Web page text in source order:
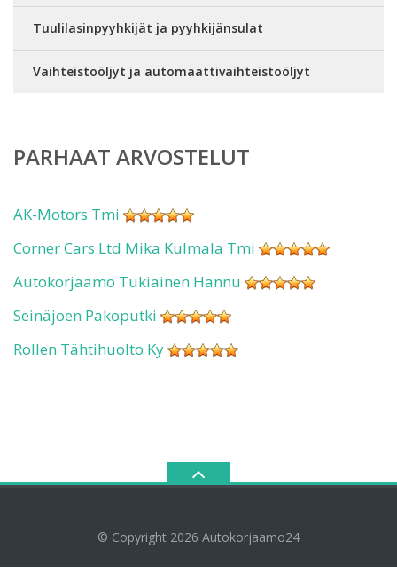
Tuulilasinpyyhkijät ja pyyhkijänsulat
Vaihteistoöljyt ja automaattivaihteistoöljyt
PARHAAT ARVOSTELUT
AK-Motors Tmi
Corner Cars Ltd Mika Kulmala Tmi
Autokorjaamo Tukiainen Hannu
Seinäjoen Pakoputki
Rollen Tähtihuolto Ky
© Copyright 2026 Autokorjaamo24